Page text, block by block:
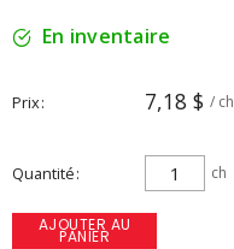
En inventaire
Prix 7,18 $ / ch
Quantité ch
AJOUTER AU
PANIER